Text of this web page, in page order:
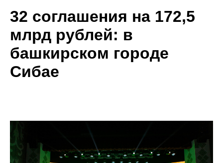
32 соглашения на 172,5
млрд рублей: в
башкирском городе
Сибае